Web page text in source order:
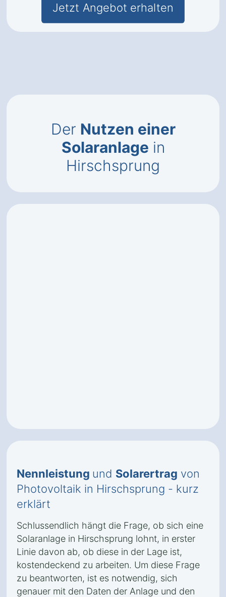
Jetzt Angebot erhalten
Der Nutzen einer
Solaranlage in
Hirschsprung
Nennleistung und Solarertrag von
Photovoltaik in Hirschsprung - kurz
erklärt
Schlussendlich hängt die Frage, ob sich eine
Solaranlage in Hirschsprung lohnt, in erster
Linie davon ab, ob diese in der Lage ist,
kostendeckend zu arbeiten. Um diese Frage
zu beantworten, ist es notwendig, sich
genauer mit den Daten der Anlage und den